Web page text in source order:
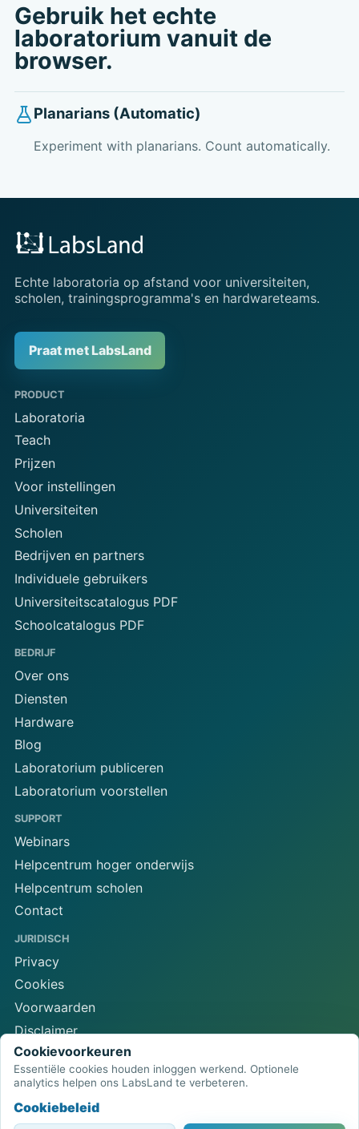
Gebruik het echte
laboratorium vanuit de
browser.
Planarians (Automatic)
Experiment with planarians. Count automatically.
Echte laboratoria op afstand voor universiteiten,
scholen, trainingsprogramma's en hardwareteams.
Praat met LabsLand
PRODUCT
Laboratoria
Teach
Prijzen
Voor instellingen
Universiteiten
Scholen
Bedrijven en partners
Individuele gebruikers
Universiteitscatalogus PDF
Schoolcatalogus PDF
BEDRIJF
Over ons
Diensten
Hardware
Blog
Laboratorium publiceren
Laboratorium voorstellen
SUPPORT
Webinars
Helpcentrum hoger onderwijs
Helpcentrum scholen
Contact
JURIDISCH
Privacy
Cookies
Voorwaarden
Disclaimer
Cookievoorkeuren
LabsLand-netwerk voor laboratoria op afstand
Browsertoegang tot fysieke STEM-apparatuur.
Cookievoorkeuren
Essentiële cookies houden inloggen werkend. Optionele
analytics helpen ons LabsLand te verbeteren.
Cookiebeleid